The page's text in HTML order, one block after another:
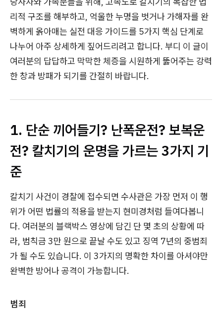
리적 구조를 해부하고, 억울한 누명을 벗거나 가해자를 완
벽하게 옭아매는 실전 대응 가이드를 5가지 핵심 단계로
나누어 아주 상세하게 짚어드리려고 합니다. 부디 이 글이
여러분의 답답하고 막막한 체증을 시원하게 뚫어주는 강력
한 창과 방패가 되기를 간절히 바랍니다.
1. 단순 끼어들기? 난폭운전? 보복운
전? 칼치기의 운명을 가르는 3가지 기
준
칼치기 사건이 경찰에 접수되면 수사관은 가장 먼저 이 행
위가 어떤 법률의 적용을 받는지 현미경처럼 들여다봅니
다. 여러분의 블랙박스 영상에 담긴 단 몇 초의 상황에 따
라, 범칙금 3만 원으로 끝날 수도 있고 징역 7년의 중범죄
가 될 수도 있습니다. 이 3가지의 명확한 차이를 아셔야만
완벽한 방어나 공격이 가능합니다.
범죄